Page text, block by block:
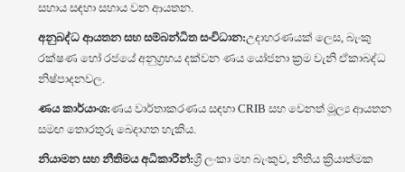
සහාය සඳහා සහාය වන ආයතන.
අනුබද්ධ ආයතන සහ සම්බන්ධිත සංවිධාන:උදාහරණයක් ලෙස, බැංකු
රක්ෂණ හෝ රජයේ අනුග්‍රහය දක්වන ණය යෝජනා ක්‍රම වැනි ඒකාබද්ධ
නිෂ්පාදනවල.
ණය කාර්යාංශ:ණය වාර්තාකරණය සඳහා CRIB සහ වෙනත් මූල්‍ය ආයතන
සමඟ තොරතුරු බෙදාගත හැකිය.
නියාමන සහ නීතිමය අධිකාරීන්:ශ්‍රී ලංකා මහ බැංකුව, නීතිය ක්‍රියාත්මක